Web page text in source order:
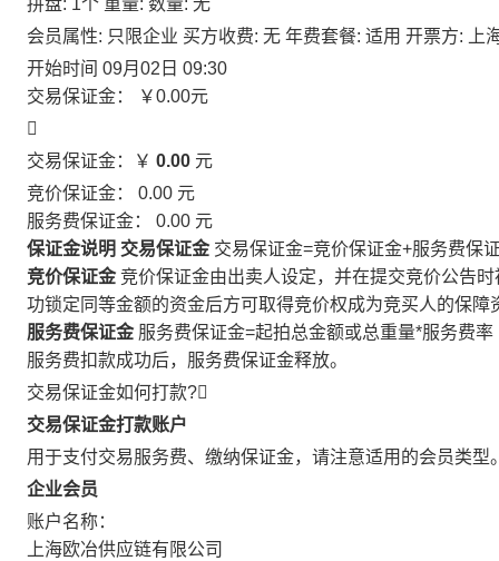
拼盘: 1个 重量: 数量: 无
会员属性: 只限企业 买方收费: 无 年费套餐: 适用 开票方: 上
开始时间 09月02日 09:30
交易保证金：
￥0.00元

交易保证金：￥ 0.00 元
竞价保证金： 0.00 元
服务费保证金： 0.00 元
保证金说明 交易保证金 交易保证金=竞价保证金+服务费保
竞价保证金 竞价保证金由出卖人设定，并在提交竞价公告
功锁定同等金额的资金后方可取得竞价权成为竞买人的保障
服务费保证金 服务费保证金=起拍总金额或总重量*服务费率
服务费扣款成功后，服务费保证金释放。
交易保证金如何打款?
交易保证金打款账户
用于支付交易服务费、缴纳保证金，请注意适用的会员类型
企业会员
账户名称：
上海欧冶供应链有限公司